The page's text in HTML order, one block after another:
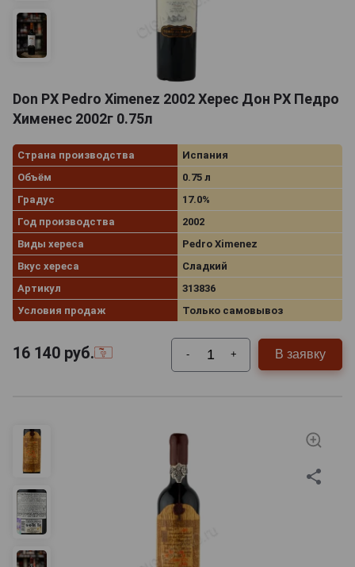
Don PX Pedro Ximenez 2002 Херес Дон РХ Педро
Хименес 2002г 0.75л
Страна производства
Испания
Объём
0.75 л
Градус
17.0%
Год производства
2002
Виды хереса
Pedro Ximenez
Вкус хереса
Сладкий
Артикул
313836
Условия продаж
Только самовывоз
16 140 руб. - + В заявку